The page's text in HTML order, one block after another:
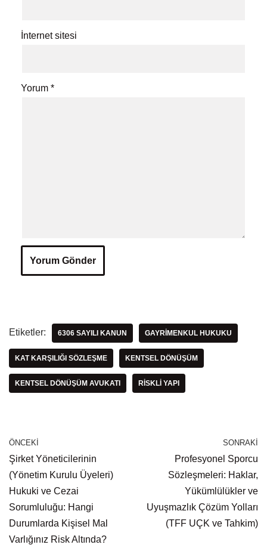
İnternet sitesi
Yorum *
Etiketler: 6306 SAYILI KANUN GAYRIMENKUL HUKUKU
KAT KARŞILIĞI SÖZLEŞME KENTSEL DÖNÜŞÜM
KENTSEL DÖNÜŞÜM AVUKATI RISKLI YAPI
ÖNCEKI
Şirket Yöneticilerinin
(Yönetim Kurulu Üyeleri)
Hukuki ve Cezai
Sorumluluğu: Hangi
Durumlarda Kişisel Mal
Varlığınız Risk Altında?
SONRAKI
Profesyonel Sporcu
Sözleşmeleri: Haklar,
Yükümlülükler ve
Uyuşmazlık Çözüm Yolları
(TFF UÇK ve Tahkim)